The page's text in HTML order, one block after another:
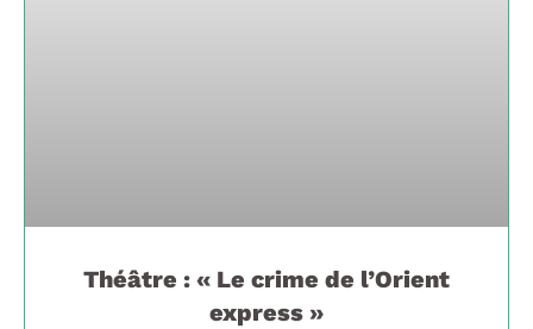
Théâtre : « Le crime de l’Orient
express »